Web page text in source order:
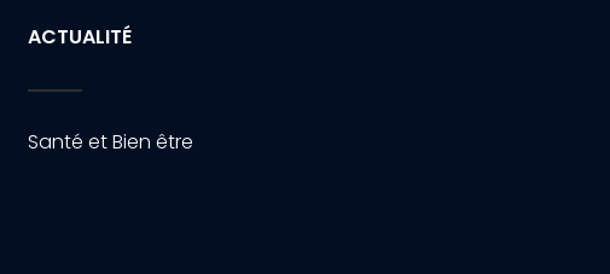
ACTUALITÉ
Santé et Bien être